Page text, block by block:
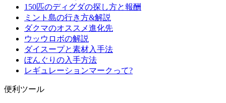
150匹のディグダの探し方と報酬
ミント島の行き方&解説
ダクマのオススメ進化先
ウッウロボの解説
ダイスープと素材入手法
ぼんぐりの入手方法
レギュレーションマークって?
便利ツール